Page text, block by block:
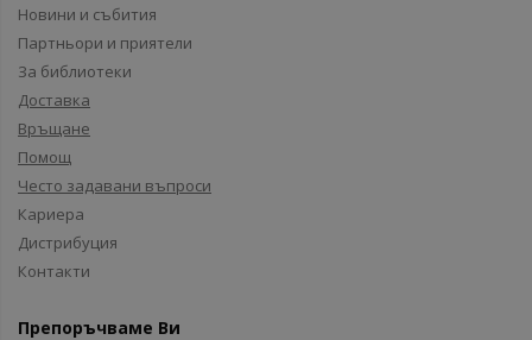
Новини и събития
Партньори и приятели
За библиотеки
Доставка
Връщане
Помощ
Често задавани въпроси
Кариера
Дистрибуция
Контакти
Препоръчваме Ви